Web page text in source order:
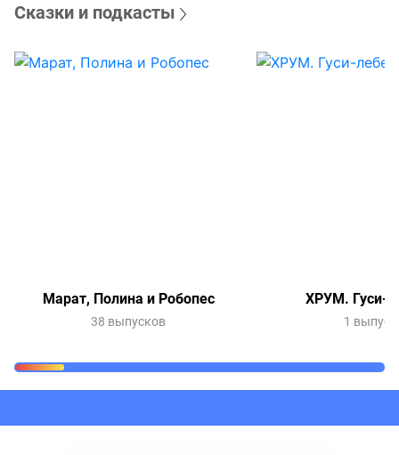
Сказки и подкасты
Марат, Полина и Робопес
38 выпусков
ХРУМ. Гуси-
1 выпуск